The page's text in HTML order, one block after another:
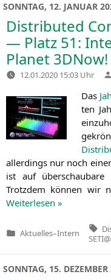
SONNTAG, 12. JANUAR
Distributed
— Platz 51:
Planet 3DNow!
12.01.2020 15:03 Uhr
Das
ten
aller­dings nur noch
ist auf
Trotz­dem kön­nen wir
Wei­ter­le­sen »
Veröffentlicht
Aktuelles–Intern
SONNTAG, 15.